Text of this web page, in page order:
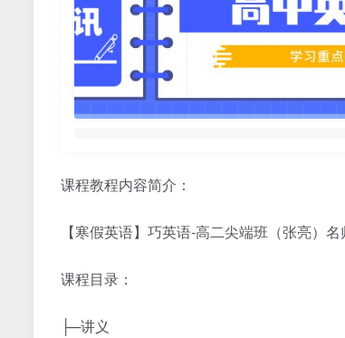
课程教程内容简介：
【寒假英语】巧英语-高二尖端班（张亮）名
课程目录：
├─讲义